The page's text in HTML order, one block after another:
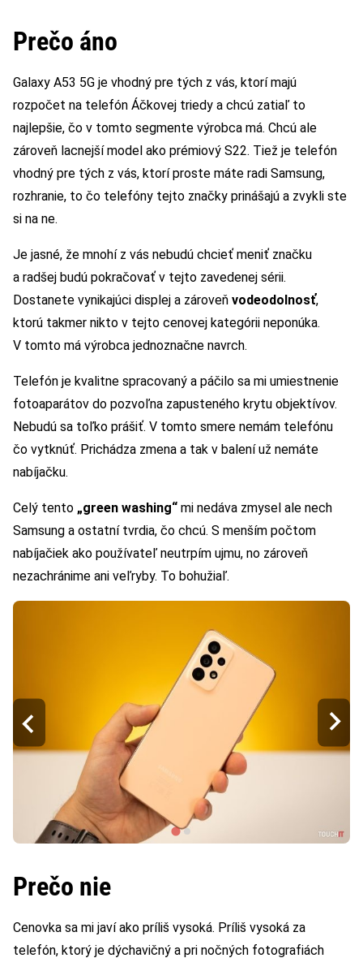
Prečo áno
Galaxy A53 5G je vhodný pre tých z vás, ktorí majú
rozpočet na telefón Áčkovej triedy a chcú zatiaľ to
najlepšie, čo v tomto segmente výrobca má. Chcú ale
zároveň lacnejší model ako prémiový S22. Tiež je telefón
vhodný pre tých z vás, ktorí proste máte radi Samsung,
rozhranie, to čo telefóny tejto značky prinášajú a zvykli ste
si na ne.
Je jasné, že mnohí z vás nebudú chcieť meniť značku
a radšej budú pokračovať v tejto zavedenej sérii.
Dostanete vynikajúci displej a zároveň vodeodolnosť,
ktorú takmer nikto v tejto cenovej kategórii neponúka.
V tomto má výrobca jednoznačne navrch.
Telefón je kvalitne spracovaný a páčilo sa mi umiestnenie
fotoaparátov do pozvoľna zapusteného krytu objektívov.
Nebudú sa toľko prášiť. V tomto smere nemám telefónu
čo vytknúť. Prichádza zmena a tak v balení už nemáte
nabíjačku.
Celý tento „green washing“ mi nedáva zmysel ale nech
Samsung a ostatní tvrdia, čo chcú. S menším počtom
nabíjačiek ako používateľ neutrpím ujmu, no zároveň
nezachránime ani veľryby. To bohužiaľ.
Prečo nie
Cenovka sa mi javí ako príliš vysoká. Príliš vysoká za
telefón, ktorý je dýchavičný a pri nočných fotografiách